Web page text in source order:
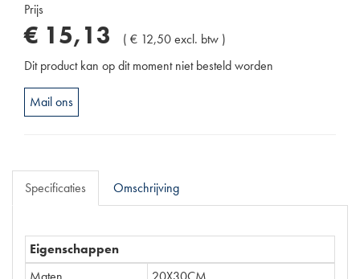
Prijs
€ 15,13 ( € 12,50excl. btw )
Dit product kan op dit moment niet besteld worden
Mail ons
Specificaties Omschrijving
Eigenschappen